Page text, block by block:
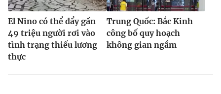
El Nino có thể đẩy gần
49 triệu người rơi vào
tình trạng thiếu lương
thực
Trung Quốc: Bắc Kinh
công bố quy hoạch
không gian ngầm